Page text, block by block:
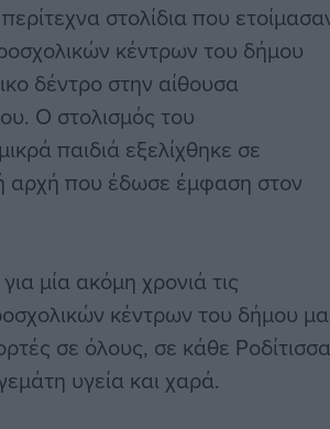
στολίδια που
κέντρων του δήμου
δέντρο στην αίθουσα
Ο στολισμός του
παιδιά εξελίχθηκε σε
αρχή που έδωσε έμφαση στον
μία ακόμη χρονιά τις
κέντρων του δήμου
σε όλους, σε κάθε Ροδίτισσα
υγεία και χαρά.